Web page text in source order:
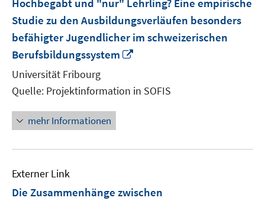
Hochbegabt und "nur" Lehrling? Eine empirische
Studie zu den Ausbildungsverläufen besonders
befähigter Jugendlicher im schweizerischen
Berufsbildungssystem
öffnen
Universität Fribourg
Quelle: Projektinformation in SOFIS
mehr Informationen
Externer Link
Die Zusammenhänge zwischen